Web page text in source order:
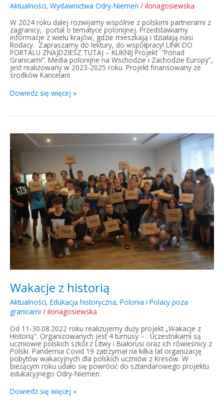
Aktualności, Wydawnictwa Odry-Niemen / ilonagosiewska
W 2024 roku dalej rozwijamy wspólnie z polskimi partnerami z
zagranicy, portal o tematyce polonijnej. Przedstawiamy
informacje z wielu krajów, gdzie mieszkają i działają nasi
Rodacy. Zapraszamy do lektury, do współpracy! LINK DO
PORTALU ZNAJDZIESZ TUTAJ – KLIKNIJ Projekt “Ponad
Granicami”. Media polonijne na Wschodzie i Zachodzie Europy”,
jest realizowany w 2023-2025 roku. Projekt finansowany ze
środków Kancelarii
Dowiedz się więcej »
Wakacje z historią
Aktualności, Edukacja historyczna, Polonia i Polacy poza
granicami / ilonagosiewska
Od 11-30.08.2022 roku realizujemy duży projekt „Wakacje z
Historią”. Organizowanych jest 4 turnusy – . Uczestnikami są
uczniowie polskich szkół z Litwy i Białorusi oraz ich rówieśnicy z
Polski. Pandemia Covid 19 zatrzymał na kilka lat organizację
pobytów wakacyjnych dla polskich uczniów z Kresów. W
bieżącym roku udało się powrócić do sztandarowego projektu
edukacyjnego Odry-Niemen.
Wakacje
historią
Dowiedz się więcej »